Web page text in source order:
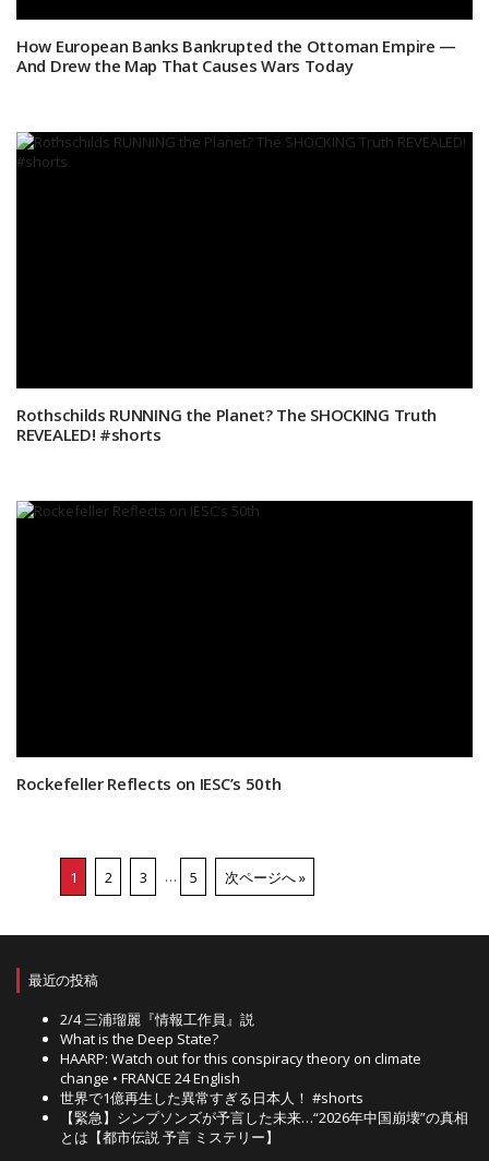
How European Banks Bankrupted the Ottoman Empire —
And Drew the Map That Causes Wars Today
Rothschilds RUNNING the Planet? The SHOCKING Truth
REVEALED! #shorts
Rockefeller Reflects on IESC’s 50th
1 2 3 … 5 次ページへ »
最近の投稿
2/4 三浦瑠麗『情報工作員』説
What is the Deep State?
HAARP: Watch out for this conspiracy theory on climate
change • FRANCE 24 English
世界で1億再生した異常すぎる日本人！ #shorts
【緊急】シンプソンズが予言した未来…“2026年中国崩壊”の真相
とは【都市伝説 予言 ミステリー】